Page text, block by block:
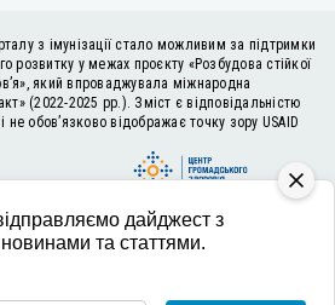
з імунізації стало можливим за підтримки
розвитку у межах проєкту «Розбудова стійкої
який впроваджувала міжнародна
(2022-2025 рр.). Зміст є відповідальністю
не обов’язково відображає точку зору USAID
дайджест з
та статтями.